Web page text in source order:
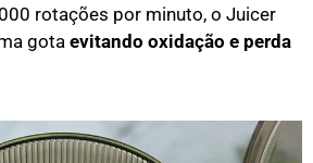
rotações por minuto, o Juicer
gotaevitando oxidação e perda